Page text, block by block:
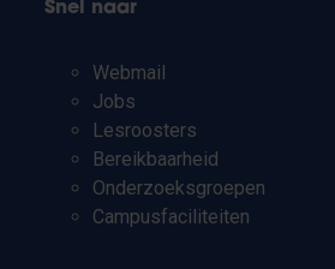
Snel naar
Webmail
Jobs
Lesroosters
Bereikbaarheid
Onderzoeksgroepen
Campusfaciliteiten